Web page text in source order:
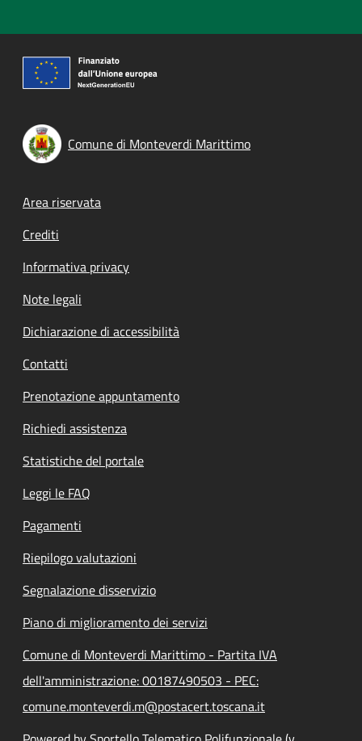
Comune di Monteverdi Marittimo
Footer menu
Area riservata
Crediti
Informativa privacy
Note legali
Dichiarazione di accessibilità
Contatti
Prenotazione appuntamento
Richiedi assistenza
Statistiche del portale
Leggi le FAQ
Pagamenti
Riepilogo valutazioni
Segnalazione disservizio
Piano di miglioramento dei servizi
Comune di Monteverdi Marittimo - Partita IVA
dell'amministrazione: 00187490503 - PEC:
comune.monteverdi.m@postacert.toscana.it